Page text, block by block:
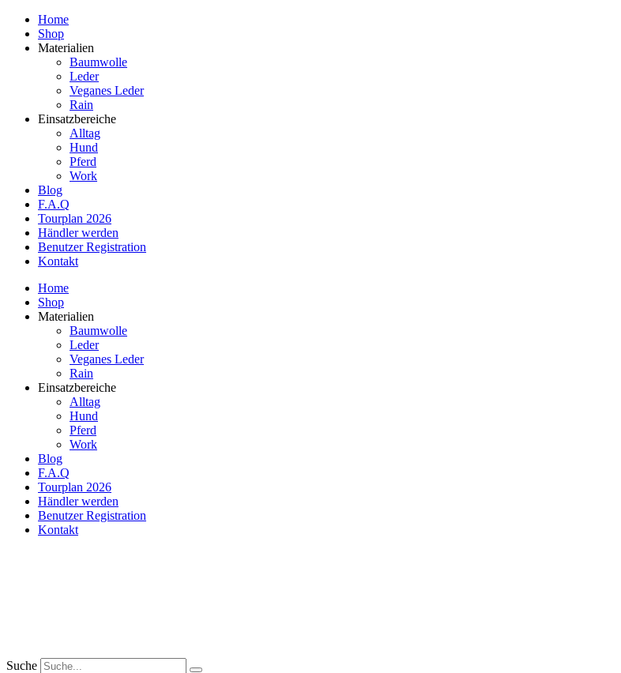
Home
Shop
Materialien
Baumwolle
Leder
Veganes Leder
Rain
Einsatzbereiche
Alltag
Hund
Pferd
Work
Blog
F.A.Q
Tourplan 2026
Händler werden
Benutzer Registration
Kontakt
Home
Shop
Materialien
Baumwolle
Leder
Veganes Leder
Rain
Einsatzbereiche
Alltag
Hund
Pferd
Work
Blog
F.A.Q
Tourplan 2026
Händler werden
Benutzer Registration
Kontakt
Suche